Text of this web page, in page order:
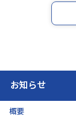
お知らせ
概要